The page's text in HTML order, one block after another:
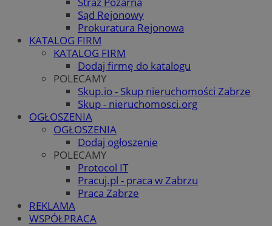
Sąd Rejonowy
Prokuratura Rejonowa
KATALOG FIRM
KATALOG FIRM
Dodaj firmę do katalogu
POLECAMY
Skup.io - Skup nieruchomości Zabrze
Skup - nieruchomosci.org
OGŁOSZENIA
OGŁOSZENIA
Dodaj ogłoszenie
POLECAMY
Protocol IT
Pracuj.pl - praca w Zabrzu
Praca Zabrze
REKLAMA
WSPÓŁPRACA